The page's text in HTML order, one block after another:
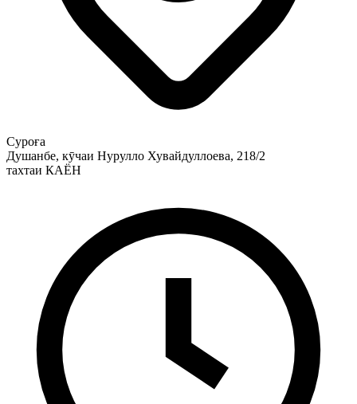
Суроға
Душанбе, кӯчаи Нурулло Хувайдуллоева, 218/2
тахтаи КАЁН